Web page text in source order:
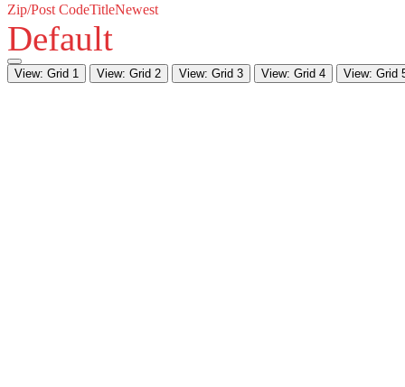
Zip/Post CodeTitleNewest
Default
View: Grid 1 View: Grid 2 View: Grid 3 View: Grid 4 View: Grid